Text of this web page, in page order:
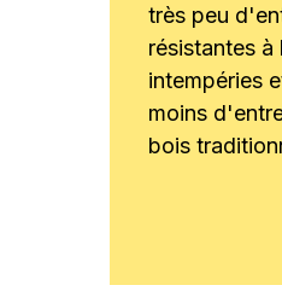
très peu
résistantes à
intempéries
moins
bois